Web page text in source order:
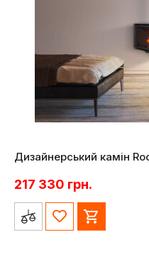
Дизайнерський камін
217 330 грн.